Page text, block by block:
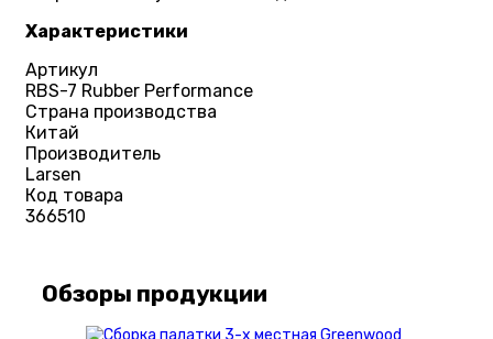
Характеристики
Артикул
RBS-7 Rubber Performance
Страна производства
Китай
Производитель
Larsen
Код товара
366510
Обзоры продукции